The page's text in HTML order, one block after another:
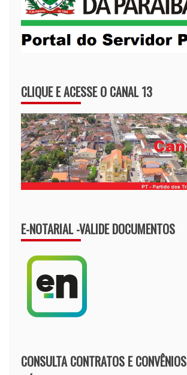
CLIQUE E ACESSE O CANAL 13
E-NOTARIAL -VALIDE DOCUMENTOS
CONSULTA CONTRATOS E CONVÊNIOS